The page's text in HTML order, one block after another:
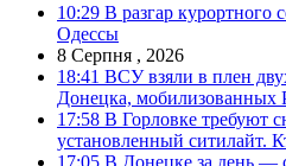
10:29 В разгар курортного
Одессы
8 Серпня , 2026
18:41 ВСУ взяли в плен
Донецка, мобилизованных
17:58 В Горловке требуют
установленный ситилайт.
17:05 В Донецке за день —